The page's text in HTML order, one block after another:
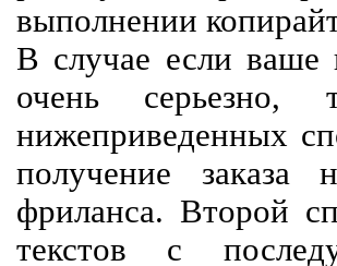
выполнении
В случае если ваше
очень
нижеприведенных
получение заказа
фриланса. Второй
текстов с